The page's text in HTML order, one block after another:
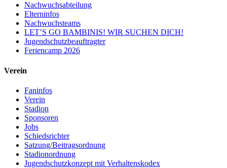
Nachwuchsabteilung
Elterninfos
Nachwuchsteams
LET’S GO BAMBINIS! WIR SUCHEN DICH!
Jugendschutzbeauftragter
Feriencamp 2026
Verein
Faninfos
Verein
Stadion
Sponsoren
Jobs
Schiedsrichter
Satzung/Beitragsordnung
Stadionordnung
Jugendschutzkonzept mit Verhaltenskodex